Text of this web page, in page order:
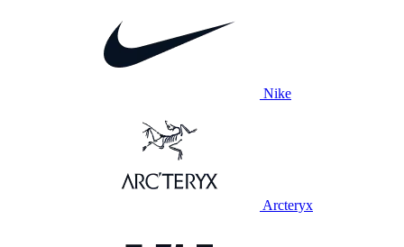
Nike
Arcteryx